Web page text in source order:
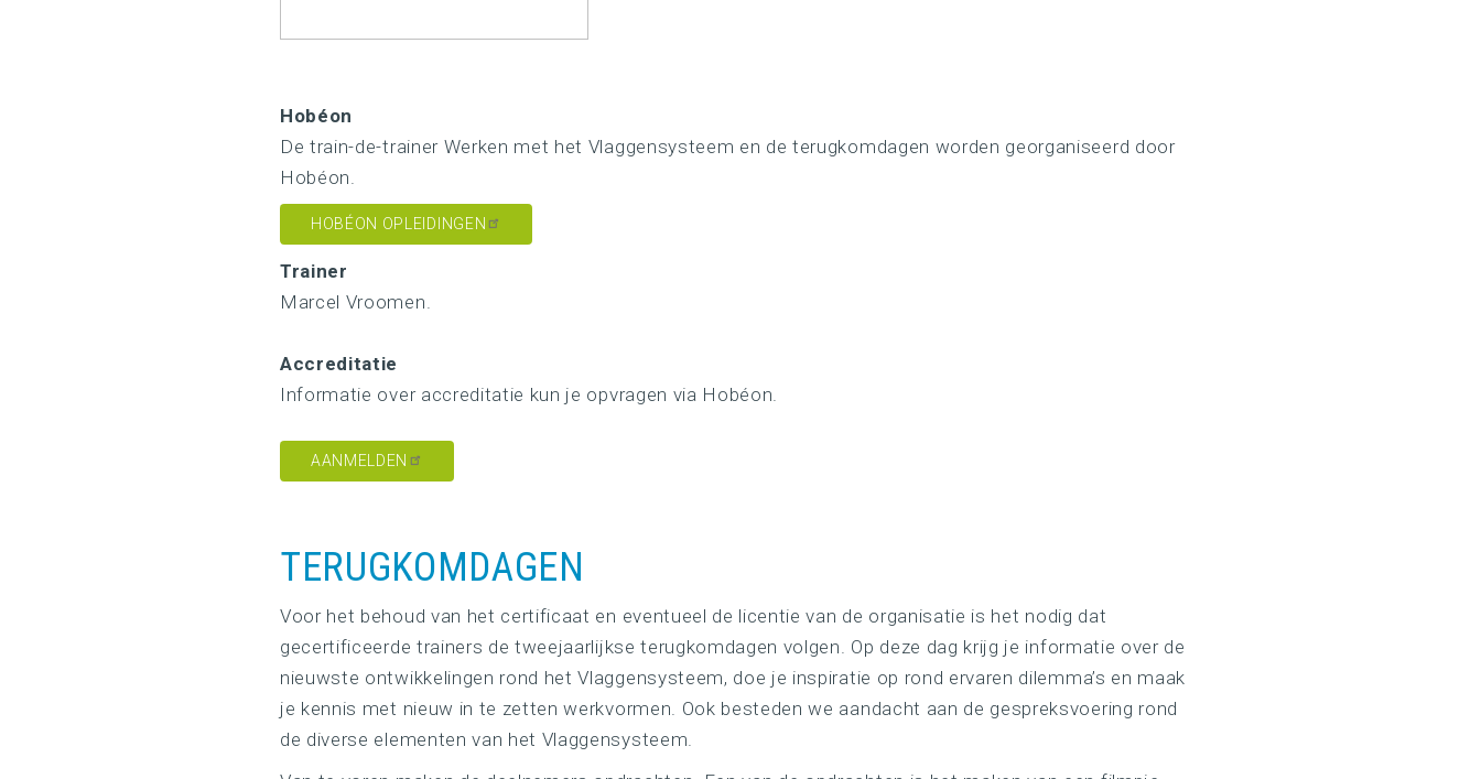
Hobéon
De train-de-trainer Werken met het Vlaggensysteem en de terugkomdagen worden georganiseerd door
Hobéon.
HOBÉON OPLEIDINGEN
Trainer
Marcel Vroomen.
Accreditatie
Informatie over accreditatie kun je opvragen via Hobéon.
AANMELDEN
TERUGKOMDAGEN
Voor het behoud van het certificaat en eventueel de licentie van de organisatie is het nodig dat
gecertificeerde trainers de tweejaarlijkse terugkomdagen volgen. Op deze dag krijg je informatie over de
nieuwste ontwikkelingen rond het Vlaggensysteem, doe je inspiratie op rond ervaren dilemma’s en maak
je kennis met nieuw in te zetten werkvormen. Ook besteden we aandacht aan de gespreksvoering rond
de diverse elementen van het Vlaggensysteem.